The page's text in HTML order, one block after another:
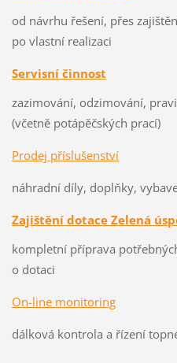
od návrhu řešení, přes
po vlastní realizaci
Servisní činnost
zazimování, odzimování,
(včetně potápěčských prací)
Prodej příslušenství
náhradní díly, doplňky,
Zajištění dotace Zelená
kompletní příprava
o dotaci
On-line monitoring
dálková kontrola a řízení